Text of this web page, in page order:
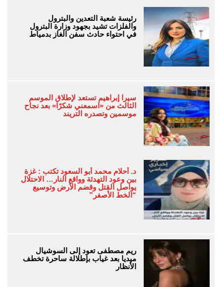
رئيسة شعبة التعدين والبترول
والفلزات تشيد بجهود وزارة البترول
في احتواء حادث سفن الغاز بدمياط
سيرا إبراهيم تستعد لإطلاق الموسم
الثالث من «اسمعني شكرًا» بعد نجاح
موسمين وتصدره التريند
د. أحلام محمد أبو السعود تكتب : غزة
بين وعود التهدئة وواقع النار… الاحتلال
يواصل القتل وقضم الأرض وتوسيع
“الخط الأصفر”
ريم مصطفى تعود إلى السوشيال
ميديا بعد غياب بإطلالة ساحرة تخطف
الأنظار